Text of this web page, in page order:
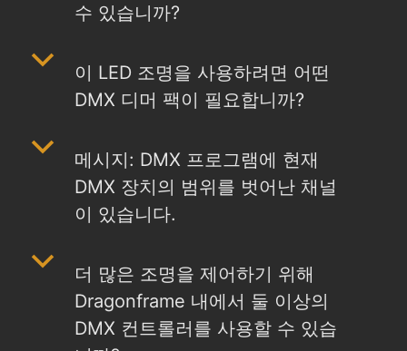
수 있습니까?
b
이 LED 조명을 사용하려면 어떤
DMX 디머 팩이 필요합니까?
b
메시지: DMX 프로그램에 현재
DMX 장치의 범위를 벗어난 채널
이 있습니다.
b
더 많은 조명을 제어하기 위해
Dragonframe 내에서 둘 이상의
DMX 컨트롤러를 사용할 수 있습